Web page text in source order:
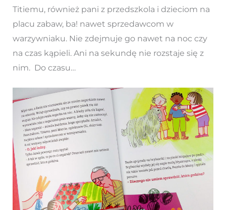
Titiemu, również pani z przedszkola i dzieciom na
placu zabaw, ba! nawet sprzedawcom w
warzywniaku. Nie zdejmuje go nawet na noc czy
na czas kąpieli. Ani na sekundę nie rozstaje się z
nim. Do czasu…